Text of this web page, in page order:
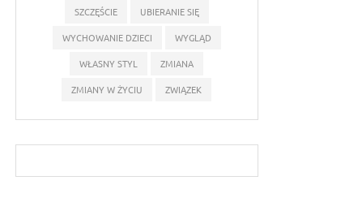
SZCZĘŚCIE
UBIERANIE SIĘ
WYCHOWANIE DZIECI
WYGLĄD
WŁASNY STYL
ZMIANA
ZMIANY W ŻYCIU
ZWIĄZEK